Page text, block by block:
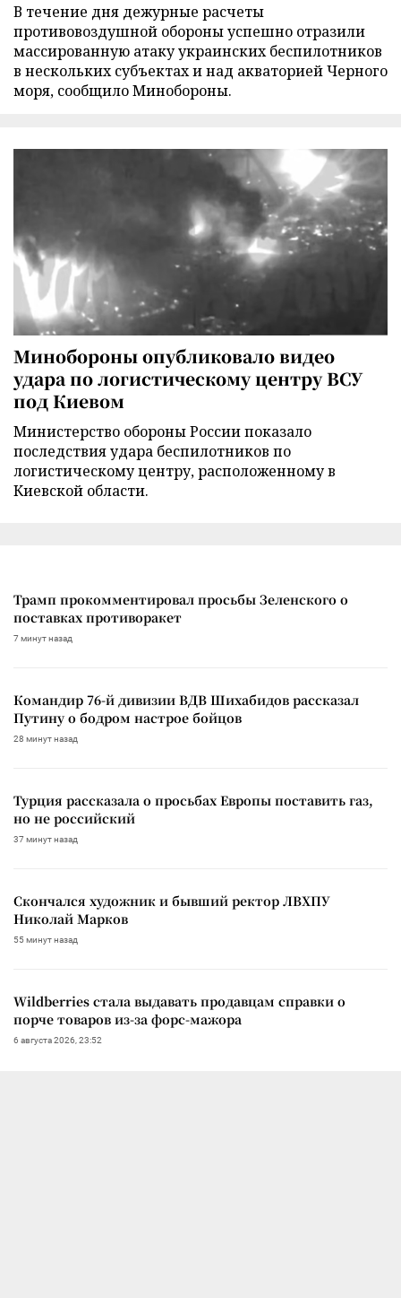
В течение дня дежурные расчеты
противовоздушной обороны успешно отразили
массированную атаку украинских беспилотников
в нескольких субъектах и над акваторией Черного
моря, сообщило Минобороны.
Минобороны опубликовало видео
удара по логистическому центру ВСУ
под Киевом
Министерство обороны России показало
последствия удара беспилотников по
логистическому центру, расположенному в
Киевской области.
Трамп прокомментировал просьбы Зеленского о
поставках противоракет
7 минут назад
Командир 76-й дивизии ВДВ Шихабидов рассказал
Путину о бодром настрое бойцов
28 минут назад
Турция рассказала о просьбах Европы поставить газ,
но не российский
37 минут назад
Скончался художник и бывший ректор ЛВХПУ
Николай Марков
55 минут назад
Wildberries стала выдавать продавцам справки о
порче товаров из-за форс-мажора
6 августа 2026, 23:52